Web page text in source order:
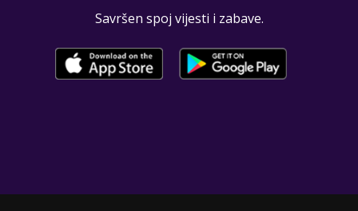
Savršen spoj vijesti i zabave.